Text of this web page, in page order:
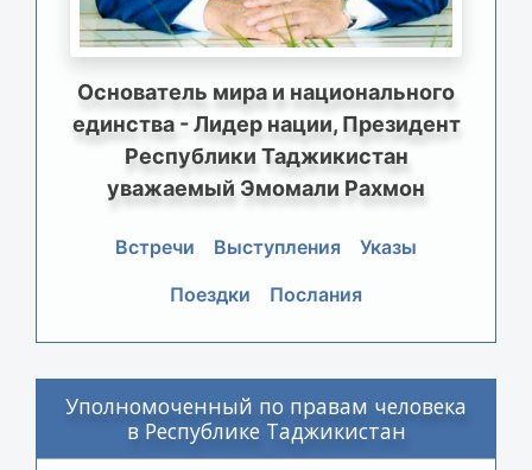
Основатель мира и национального
единства - Лидер нации, Президент
Республики Таджикистан
уважаемый Эмомали Рахмон
Встречи Выступления
Указы
Поездки
Послания
Уполномоченный по правам человека
в Республике Таджикистан